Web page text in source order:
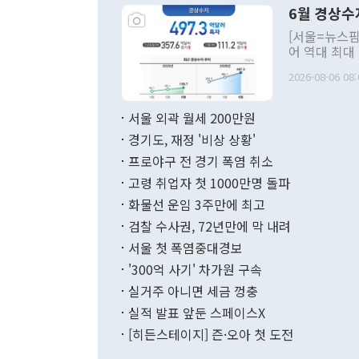
주의적 희망
관의 대북
관 부처 장
관의 무리한
다. [정동영 통일부 장관이 지난달 23일 오후 서울 종로구 정부서울청사에
무너졌다고
함께 4자 대
"우리의 선
6월 경상
[서울=뉴스
어 역대 최
료=한국은행] 한국은행이 6일 발표한 '2026년 6월 국제수지(잠정)'
며 월간 기
196.9% 급
수출은
기록했지만
로 전환됐다.
2026-08-06
서울 외곽 월세 200만원
경기도, 재정 '비상 상황'
프로야구 전 경기 폭염 취소
고령 취업자 첫 1000만명 돌파
화물선 운임 3주만에 최고
검찰 수사권, 72년만에 막 내려
서울 첫 폭염중대경보
'300억 사기' 차가원 구속
실거주 아니면 세금 껑충
실적 발표 앞둔 스페이스X
[히든스테이지] 즌·오아 첫 도전